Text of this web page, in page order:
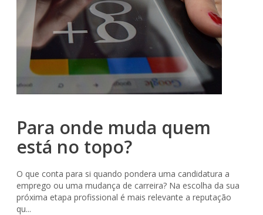
Para onde muda quem
está no topo?
O que conta para si quando pondera uma candidatura a
emprego ou uma mudança de carreira? Na escolha da sua
próxima etapa profissional é mais relevante a reputação
qu...